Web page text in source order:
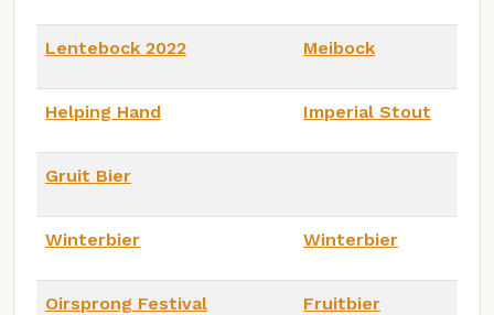
Lentebock 2022 Meibock
Helping Hand Imperial Stout
Gruit Bier
Winterbier Winterbier
Oirsprong Festival Fruitbier